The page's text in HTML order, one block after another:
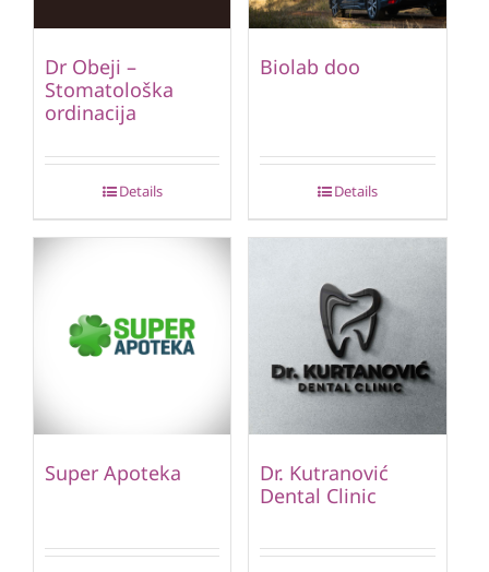
Dr Obeji –
Stomatološka
ordinacija
Details
Biolab doo
Details
Super Apoteka
Dr. Kutranović
Dental Clinic